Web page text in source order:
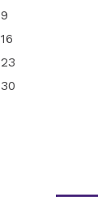
9
16
23
30